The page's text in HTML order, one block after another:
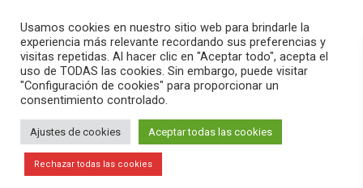
search menu pause PLAY
junio 15, 2020
Un herido por explosión de butano en
Elche y una herida en un accidente en
Santa Pola
Usamos cookies en nuestro sitio web para brindarle la
experiencia más relevante recordando sus preferencias y
visitas repetidas. Al hacer clic en "Aceptar todo", acepta el
uso de TODAS las cookies. Sin embargo, puede visitar
"Configuración de cookies" para proporcionar un
consentimiento controlado.
Ajustes de cookies Aceptar todas las cookies
Rechazar todas las cookies